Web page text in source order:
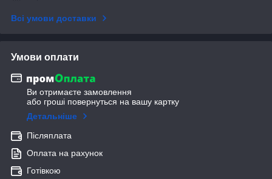
Всі умови доставки
Умови оплати
Ви отримаєте замовлення
або гроші повернуться на вашу картку
Детальніше
Післяплата
Оплата на рахунок
Готівкою